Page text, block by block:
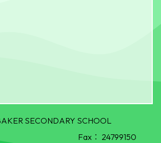
SECONDARY SCHOOL
Fax： 24799150